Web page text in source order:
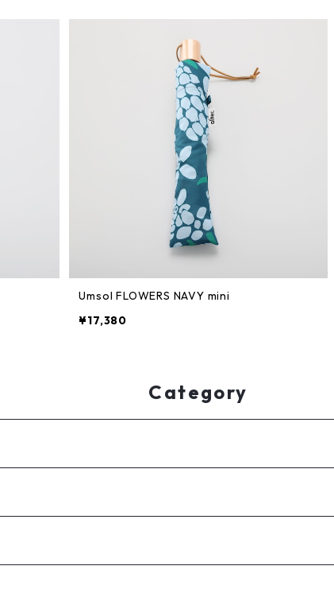
Umsol FLOWERS NAVY mini
¥17,380
Category